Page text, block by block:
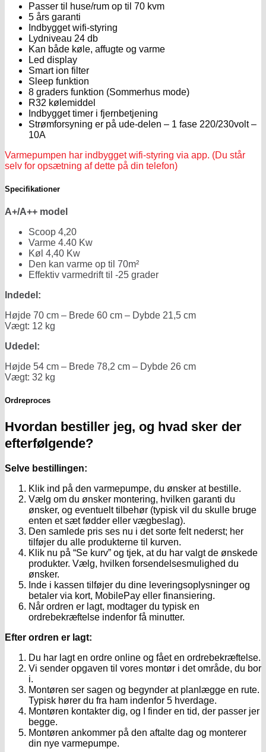
Passer til huse/rum op til 70 kvm
5 års garanti
Indbygget wifi-styring
Lydniveau 24 db
Kan både køle, affugte og varme
Led display
Smart ion filter
Sleep funktion
8 graders funktion (Sommerhus mode)
R32 kølemiddel
Indbygget timer i fjernbetjening
Strømforsyning er på ude-delen – 1 fase 220/230volt –
10A
Varmepumpen har indbygget wifi-styring via app. (Du står
selv for opsætning af dette på din telefon)
Specifikationer
A+/A++ model
Scoop 4,20
Varme 4.40 Kw
Køl 4,40 Kw
Den kan varme op til 70m²
Effektiv varmedrift til -25 grader
Indedel:
Højde 70 cm – Brede 60 cm – Dybde 21,5 cm
Vægt: 12 kg
Udedel:
Højde 54 cm – Brede 78,2 cm – Dybde 26 cm
Vægt: 32 kg
Ordreproces
Hvordan bestiller jeg, og hvad sker der
efterfølgende?
Selve bestillingen:
Klik ind på den varmepumpe, du ønsker at bestille.
Vælg om du ønsker montering, hvilken garanti du
ønsker, og eventuelt tilbehør (typisk vil du skulle bruge
enten et sæt fødder eller vægbeslag).
Den samlede pris ses nu i det sorte felt nederst; her
tilføjer du alle produkterne til kurven.
Klik nu på “Se kurv” og tjek, at du har valgt de ønskede
produkter. Vælg, hvilken forsendelsesmulighed du
ønsker.
Inde i kassen tilføjer du dine leveringsoplysninger og
betaler via kort, MobilePay eller finansiering.
Når ordren er lagt, modtager du typisk en
ordrebekræftelse indenfor få minutter.
Efter ordren er lagt:
Du har lagt en ordre online og fået en ordrebekræftelse.
Vi sender opgaven til vores montør i det område, du bor
i.
Montøren ser sagen og begynder at planlægge en rute.
Typisk hører du fra ham indenfor 5 hverdage.
Montøren kontakter dig, og I finder en tid, der passer jer
begge.
Montøren ankommer på den aftalte dag og monterer
din nye varmepumpe.